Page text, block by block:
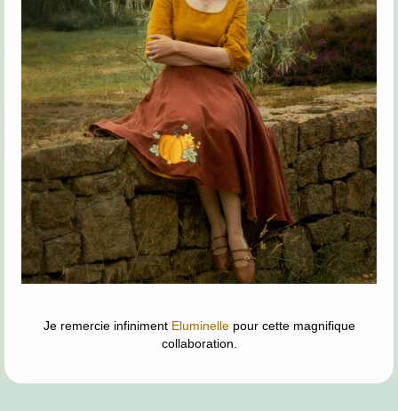
Je remercie infiniment Eluminellepour cette magnifique
collaboration.